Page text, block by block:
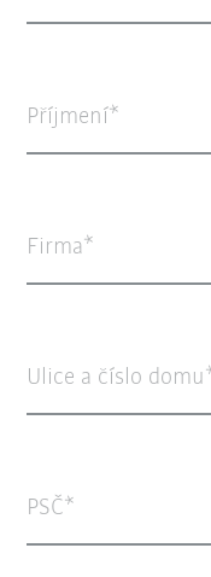
Příjmení
Firma
Ulice a číslo domu
PSČ